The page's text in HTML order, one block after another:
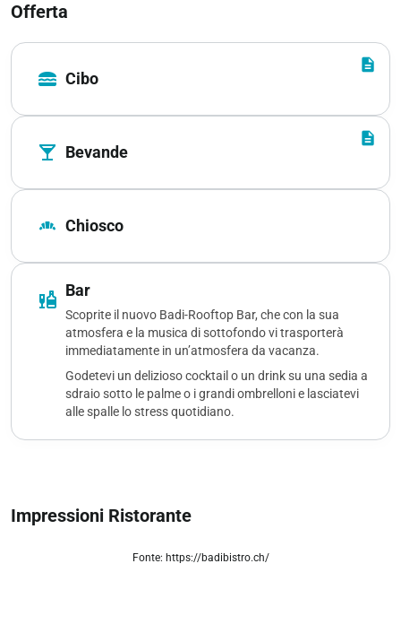
Offerta
description
lunch_dining Cibo
description
local_bar Bevande
bakery_dining Chiosco
liquor Bar
Scoprite il nuovo Badi-Rooftop Bar, che con la sua
atmosfera e la musica di sottofondo vi trasporterà
immediatamente in un’atmosfera da vacanza.
Godetevi un delizioso cocktail o un drink su una sedia a
sdraio sotto le palme o i grandi ombrelloni e lasciatevi
alle spalle lo stress quotidiano.
Impressioni Ristorante
Fonte: https://badibistro.ch/